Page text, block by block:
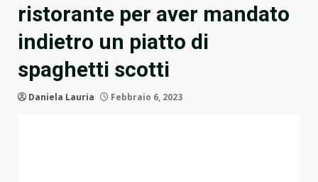
ristorante per aver mandato
indietro un piatto di
spaghetti scotti
Daniela Lauria Febbraio 6, 2023